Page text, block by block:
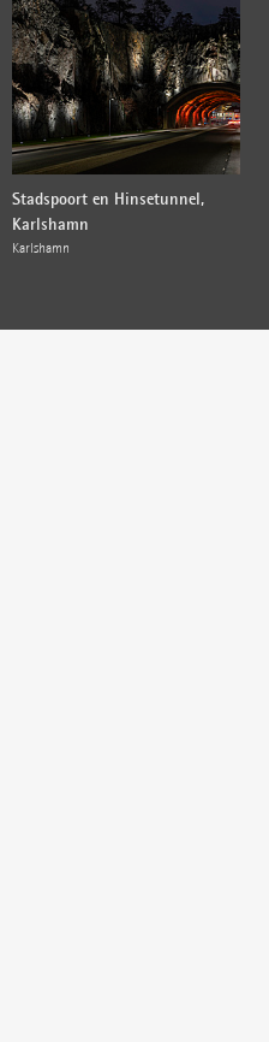
Stadspoort en Hinsetunnel,
Karlshamn
Karlshamn